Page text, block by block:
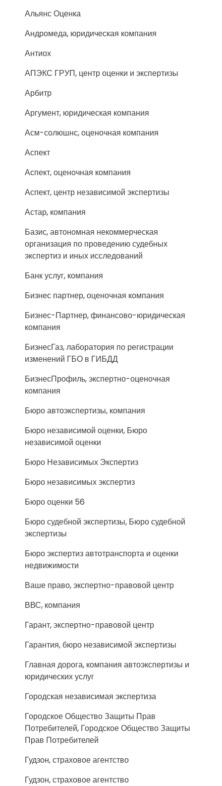
Альянс Оценка
Андромеда, юридическая компания
Антиох
АПЭКС ГРУП, центр оценки и экспертизы
Арбитр
Аргумент, юридическая компания
Асм-солюшнс, оценочная компания
Аспект
Аспект, оценочная компания
Аспект, центр независимой экспертизы
Астар, компания
Базис, автономная некоммерческая
организация по проведению судебных
экспертиз и иных исследований
Банк услуг, компания
Бизнес партнер, оценочная компания
Бизнес-Партнер, финансово-юридическая
компания
БизнесГаз, лаборатория по регистрации
изменений ГБО в ГИБДД
БизнесПрофиль, экспертно-оценочная
компания
Бюро автоэкспертизы, компания
Бюро независимой оценки, Бюро
независимой оценки
Бюро Независимых Экспертиз
Бюро независимых экспертиз
Бюро оценки 56
Бюро судебной экспертизы, Бюро судебной
экспертизы
Бюро экспертиз автотранспорта и оценки
недвижимости
Ваше право, экспертно-правовой центр
ВВС, компания
Гарант, экспертно-правовой центр
Гарантия, бюро независимой экспертизы
Главная дорога, компания автоэкспертизы и
юридических услуг
Городская независимая экспертиза
Городское Общество Защиты Прав
Потребителей, Городское Общество Защиты
Прав Потребителей
Гудзон, страховое агентство
Гудзон, страховое агентство